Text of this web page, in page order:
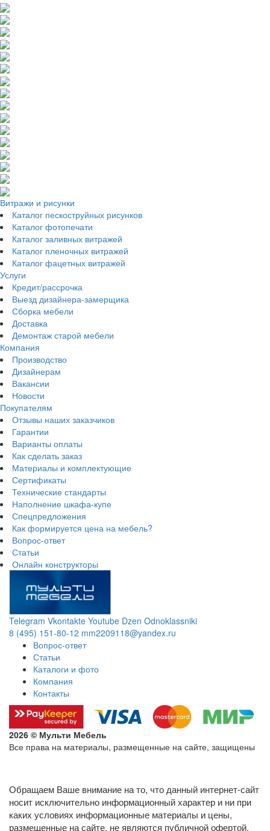
Витражи и рисунки
Каталог пескоструйных рисунков
Каталог фотопечати
Каталог заливных витражей
Каталог пленочных витражей
Каталог фацетных витражей
Услуги
Кредит/рассрочка
Выезд дизайнера-замерщика
Сборка мебели
Доставка
Демонтаж старой мебели
Компания
Производство
Дизайнерам
Вакансии
Новости
Покупателям
Отзывы наших заказчиков
Гарантии
Варианты оплаты
Как сделать заказ
Материалы и комплектующие
Сертификаты
Технические стандарты
Наполнение шкафа-купе
Спецпредложения
Как формируется цена на мебель?
Вопрос-ответ
Статьи
Онлайн конструкторы
Telegram Vkontakte Youtube Dzen Odnoklassniki
8 (495) 151-80-12 mm2209118@yandex.ru
Вопрос-ответ
Статьи
Каталоги и фото
Компания
Контакты
2026 © Мульти Мебель
Все права на материалы, размещенные на сайте, защищены
Обращаем Ваше внимание на то, что данный интернет-сайт
носит исключительно информационный характер и ни при
каких условиях информационные материалы и цены,
размещенные на сайте, не являются публичной офертой,